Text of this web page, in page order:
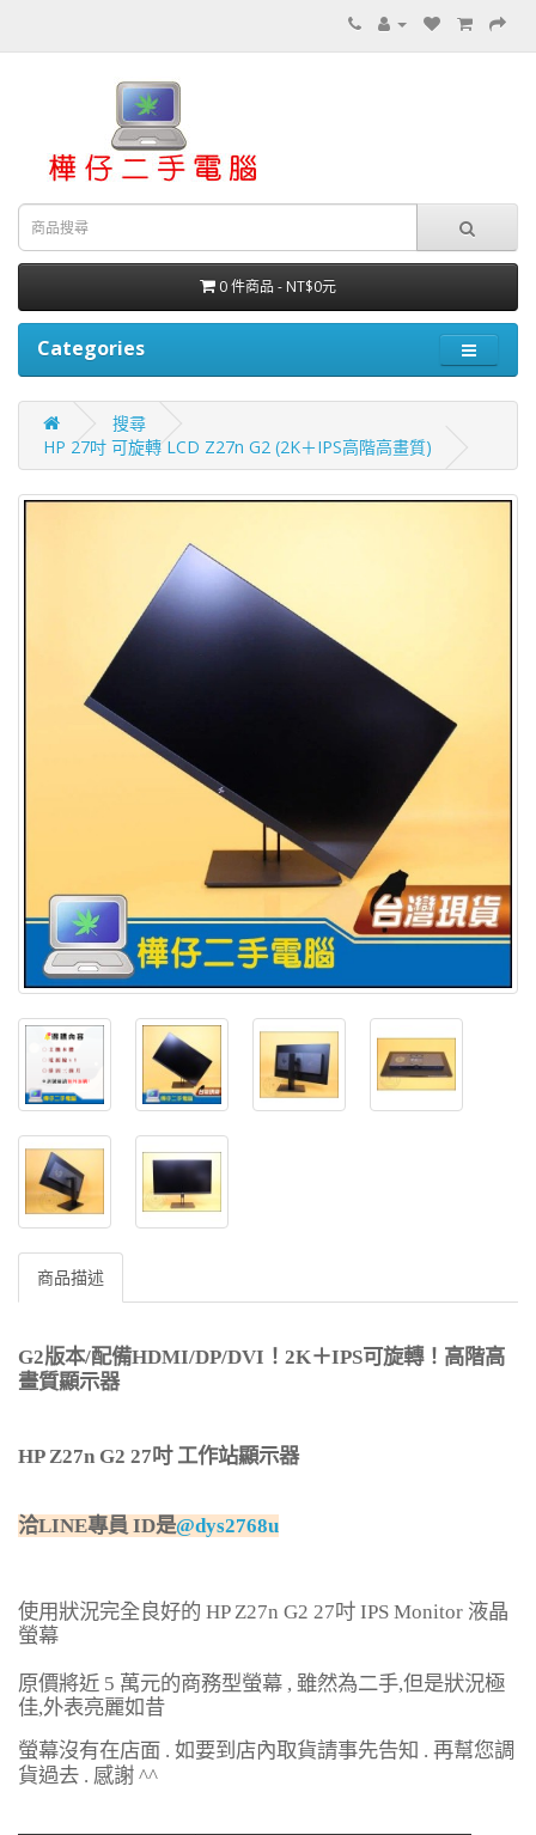
0 件商品 - NT$0元
Categories
搜尋
HP 27吋 可旋轉 LCD Z27n G2 (2K＋IPS高階高畫質)
商品描述
G2版本/配備HDMI/DP/DVI ！2K＋IPS可旋轉！高階高
畫質顯示器
HP Z27n G2 27吋 工作站顯示器
洽LINE專員 ID是@dys2768u
使用狀況完全良好的 HP Z27n G2 27吋 IPS Monitor 液晶
螢幕
原價將近 5 萬元的商務型螢幕 , 雖然為二手,但是狀況極
佳,外表亮麗如昔
螢幕沒有在店面 . 如要到店內取貨請事先告知 . 再幫您調
貨過去 . 感謝 ^^